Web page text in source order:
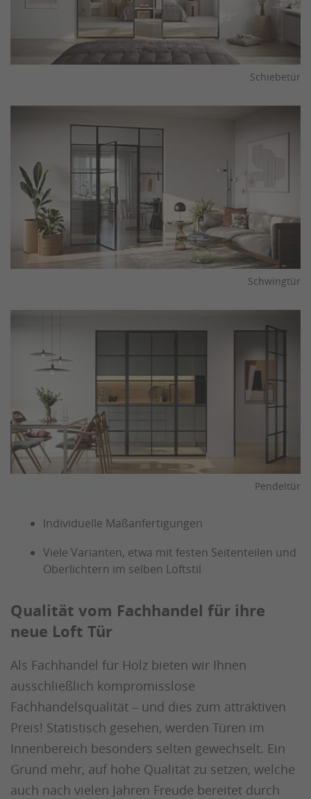
Schiebetür
Schwingtür
Pendeltür
Individuelle Maßanfertigungen
Viele Varianten, etwa mit festen Seitenteilen und
Oberlichtern im selben Loftstil
Qualität vom Fachhandel für ihre
neue Loft Tür
Als Fachhandel für Holz bieten wir Ihnen
ausschließlich kompromisslose
Fachhandelsqualität – und dies zum attraktiven
Preis! Statistisch gesehen, werden Türen im
Innenbereich besonders selten gewechselt. Ein
Grund mehr, auf hohe Qualität zu setzen, welche
auch nach vielen Jahren Freude bereitet durch